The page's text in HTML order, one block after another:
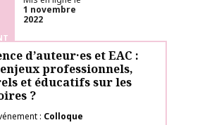
1 novembre
2022
d’auteur·es et EAC :
professionnels,
et éducatifs sur les
?
Colloque